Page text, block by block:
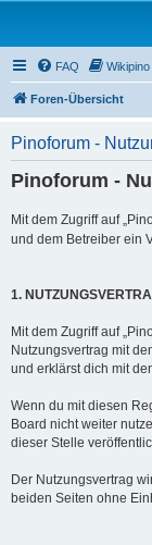
FAQ Wikipino
Foren-Übersicht
Pinoforum -
Pinoforum -
Mit dem Zugriff auf
und dem Betreiber ein
1.
Mit dem Zugriff auf
Nutzungsvertrag mit
und erklärst dich mit
Wenn du mit diesen
Board nicht weiter
dieser Stelle
Der Nutzungsvertrag
beiden Seiten ohne